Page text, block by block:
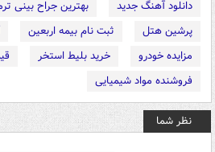
دانلود آهنگ جدید
بهترین جراح بینی
پرشین هتل
ثبت نام بیمه اربعین
مزایده خودرو
خرید بلیط استخر
فروشنده مواد شیمیایی
نظر شما